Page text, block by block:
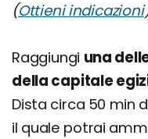
(Ottieni indicazioni
Raggiungi una
della capitale
Dista circa 50 min
il quale potrai